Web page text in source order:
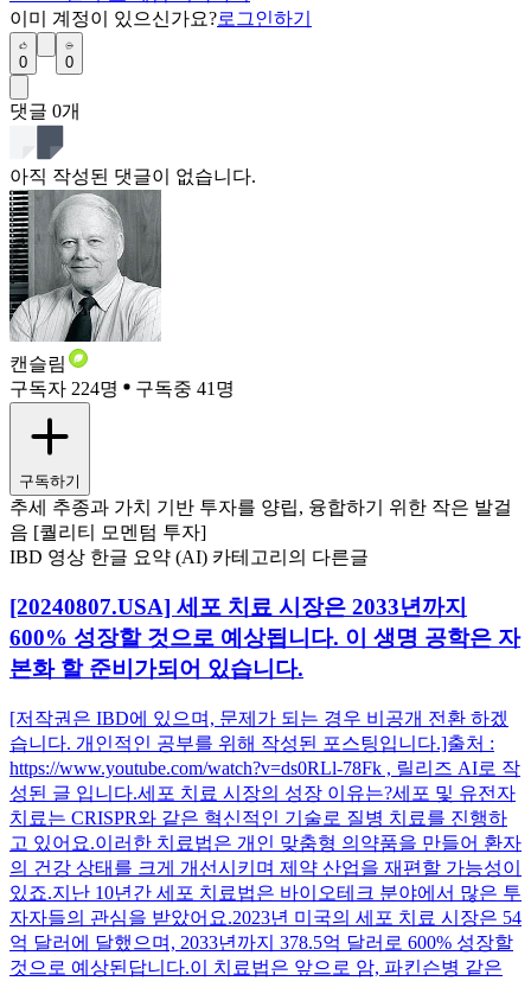
이미 계정이 있으신가요?로그인하기
0 0
댓글 0개
아직 작성된 댓글이 없습니다.
캔슬림
구독자 224명
구독중 41명
구독하기
추세 추종과 가치 기반 투자를 양립, 융합하기 위한 작은 발걸
음 [퀄리티 모멘텀 투자]
IBD 영상 한글 요약 (AI) 카테고리의 다른글
[20240807.USA] 세포 치료 시장은 2033년까지
600% 성장할 것으로 예상됩니다. 이 생명 공학은 자
본화 할 준비가되어 있습니다.
[저작권은 IBD에 있으며, 문제가 되는 경우 비공개 전환 하겠
습니다. 개인적인 공부를 위해 작성된 포스팅입니다.]출처 :
https://www.youtube.com/watch?v=ds0RLl-78Fk , 릴리즈 AI로 작
성된 글 입니다.세포 치료 시장의 성장 이유는?세포 및 유전자
치료는 CRISPR와 같은 혁신적인 기술로 질병 치료를 진행하
고 있어요.이러한 치료법은 개인 맞춤형 의약품을 만들어 환자
의 건강 상태를 크게 개선시키며 제약 산업을 재편할 가능성이
있죠.지난 10년간 세포 치료법은 바이오테크 분야에서 많은 투
자자들의 관심을 받았어요.2023년 미국의 세포 치료 시장은 54
억 달러에 달했으며, 2033년까지 378.5억 달러로 600% 성장할
것으로 예상된답니다.이 치료법은 앞으로 암, 파킨슨병 같은